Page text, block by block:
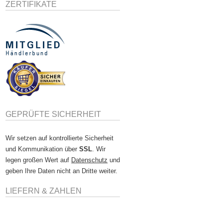
ZERTIFIKATE
GEPRÜFTE SICHERHEIT
Wir setzen auf kontrollierte Sicherheit
und Kommunikation überSSL . Wir
legen großen Wert auf Datenschutz und
geben Ihre Daten nicht an Dritte weiter.
LIEFERN & ZAHLEN